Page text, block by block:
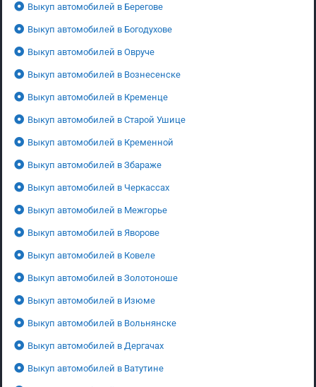
Выкуп автомобилей в Берегове
Выкуп автомобилей в Богодухове
Выкуп автомобилей в Овруче
Выкуп автомобилей в Вознесенске
Выкуп автомобилей в Кременце
Выкуп автомобилей в Старой Ушице
Выкуп автомобилей в Кременной
Выкуп автомобилей в Збараже
Выкуп автомобилей в Черкассах
Выкуп автомобилей в Межгорье
Выкуп автомобилей в Яворове
Выкуп автомобилей в Ковеле
Выкуп автомобилей в Золотоноше
Выкуп автомобилей в Изюме
Выкуп автомобилей в Вольнянске
Выкуп автомобилей в Дергачах
Выкуп автомобилей в Ватутине